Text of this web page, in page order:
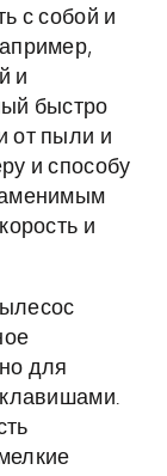
с собой и
и
быстро
от пыли и
и способу
и
для
клавишами.